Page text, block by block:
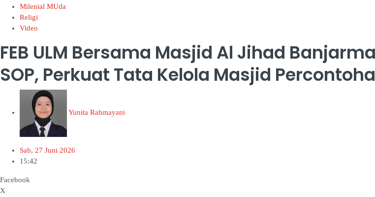
Milenial MUda
Religi
Video
FEB ULM Bersama Masjid Al Jihad
SOP, Perkuat Tata Kelola Masjid
Yunita Rahmayani
Sab, 27 Juni 2026
15:42
Facebook
X